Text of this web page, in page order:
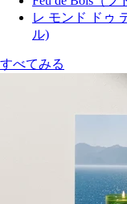
レ モンド ドゥ
ル)
すべてみる